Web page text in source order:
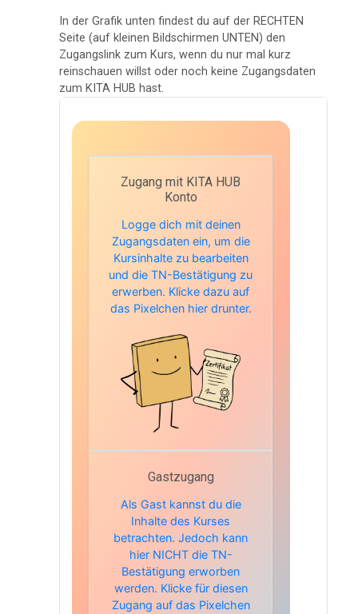
In der Grafik unten findest du auf der RECHTEN
Seite (auf kleinen Bildschirmen UNTEN) den
Zugangslink zum Kurs, wenn du nur mal kurz
reinschauen willst oder noch keine Zugangsdaten
zum KITA HUB hast.
Zugang mit KITA HUB
Konto
Logge dich mit deinen
Zugangsdaten ein, um die
Kursinhalte zu bearbeiten
und die TN-Bestätigung zu
erwerben. Klicke dazu auf
das Pixelchen hier drunter.
Gastzugang
Als Gast kannst du die
Inhalte des Kurses
betrachten. Jedoch kann
hier NICHT die TN-
Bestätigung erworben
werden. Klicke für diesen
Zugang auf das Pixelchen